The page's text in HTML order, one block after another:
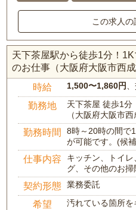
この求人
天下茶屋駅から徒歩1分！
のお仕事（大阪府大阪市西成
時給 1,500〜1,860円
勤務地
天下茶屋 徒歩1分
（大阪府大阪市西
勤務時間
8時～20時の間で
が可能です。(候
仕事内容
キッチン、トイ
グ、その他のお掃
契約形態 業務委託
希望 汚れている箇所